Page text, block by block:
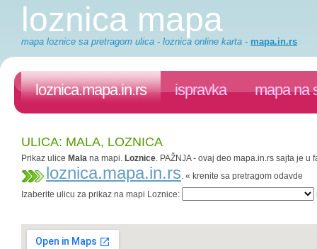
loznica mapa
mapa loznice sa pretragom ulica - loznica online karta - mapa.in.rs
loznica.mapa.in.rs ispravka mapa na
ULICA: MALA, LOZNICA
Prikaz ulice Mala na mapi. Loznice. PAŽNJA - ovaj deo mapa.in.rs sajta je
loznica.mapa.in.rs. « krenite sa pretragom odavde
Izaberite ulicu za prikaz na mapi Loznice: